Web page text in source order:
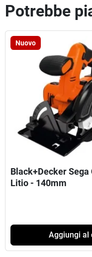
Potrebbe
Nuovo
Black+Decker
Litio - 140mm
Aggiungi al